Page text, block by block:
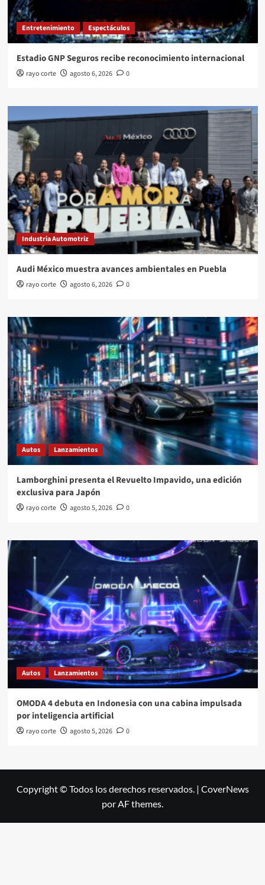
Entretenimiento Espectáculos
Estadio GNP Seguros recibe reconocimiento internacional
rayo corte agosto 6, 2026 0
Industria Automotriz
Audi México muestra avances ambientales en Puebla
rayo corte agosto 6, 2026 0
Autos Lanzamientos
Lamborghini presenta el Revuelto Impavido, una edición
exclusiva para Japón
rayo corte agosto 5, 2026 0
Autos Lanzamientos
OMODA 4 debuta en Indonesia con una cabina impulsada
por inteligencia artificial
rayo corte agosto 5, 2026 0
Copyright © Todos los derechos reservados. | CoverNews
por AF themes.